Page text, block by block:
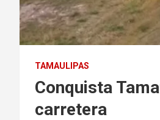
TAMAULIPAS
Conquista
carretera